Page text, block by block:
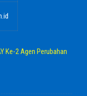
Ke-2 Agen Perubahan